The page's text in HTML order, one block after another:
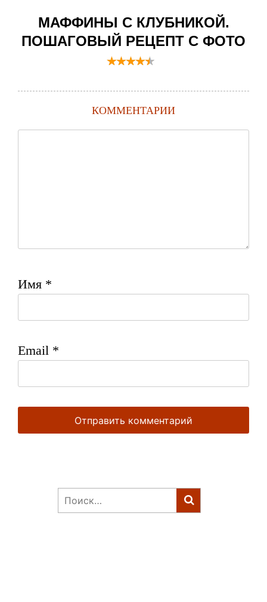
МАФФИНЫ С КЛУБНИКОЙ.
ПОШАГОВЫЙ РЕЦЕПТ С ФОТО
КОММЕНТАРИИ
Имя *
Email *
Найти: